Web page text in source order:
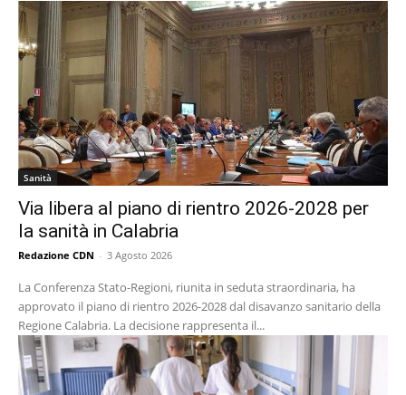
Sanità
Via libera al piano di rientro 2026-2028 per
la sanità in Calabria
Redazione CDN - 3 Agosto 2026
La Conferenza Stato-Regioni, riunita in seduta straordinaria, ha
approvato il piano di rientro 2026-2028 dal disavanzo sanitario della
Regione Calabria. La decisione rappresenta il...